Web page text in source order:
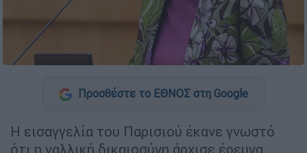
Προσθέστε το ΕΘΝΟΣ στη Google
Η εισαγγελία του Παρισιού έκανε γνωστό
ότι η γαλλική δικαιοσύνη άρχισε έρευνα